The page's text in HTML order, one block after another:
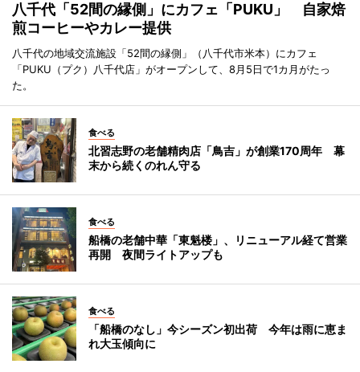
八千代「52間の縁側」にカフェ「PUKU」 自家焙
煎コーヒーやカレー提供
八千代の地域交流施設「52間の縁側」（八千代市米本）にカフェ
「PUKU（プク）八千代店」がオープンして、8月5日で1カ月がたっ
た。
食べる
北習志野の老舗精肉店「鳥吉」が創業170周年 幕
末から続くのれん守る
食べる
船橋の老舗中華「東魁楼」、リニューアル経て営業
再開 夜間ライトアップも
食べる
「船橋のなし」今シーズン初出荷 今年は雨に恵ま
れ大玉傾向に